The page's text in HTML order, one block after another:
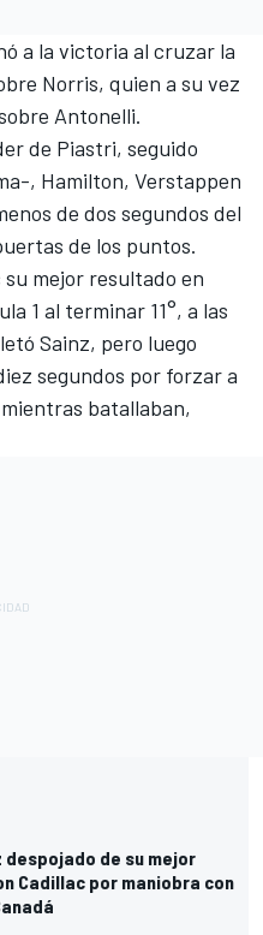
a la victoria al cruzar la
Norris, quien a su vez
Antonelli.
de Piastri, seguido
, Hamilton, Verstappen
de dos segundos del
de los puntos.
su mejor resultado en
1 al terminar 11°, a las
Sainz, pero luego
segundos por forzar a
batallaban,
despojado de su mejor
Cadillac por maniobra con